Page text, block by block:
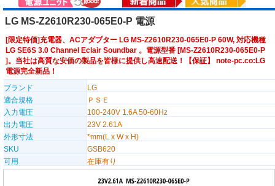
LG MS-Z2610R230-065E0-P 電源
[限定特価]充電器、ACアダプター LG MS-Z2610R230-065E0-P 60W, 対応機種
LG SE6S 3.0 Channel Eclair Soundbar 。電源型番 [MS-Z2610R230-065E0-P
]。当社は高質な安価の製品を皆様に提供し高速配送！【保証】 note-pc.co:LG
電源完全新品！
ブランド
LG
適合規格
ＰＳＥ
入力電圧
100-240V 1.6A 50-60Hz
出力電圧
23V 2.61A
外形寸法
*mm(L x W x H)
SKU
GSB620
可用
在庫有り